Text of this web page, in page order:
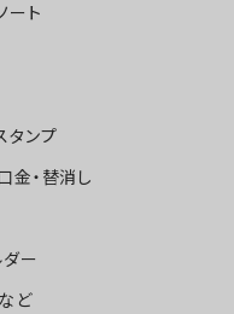
ート
タンプ
金・替消し
ー
ど